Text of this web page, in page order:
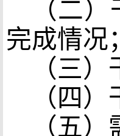
（二
完成情况；
（三
（四
（五